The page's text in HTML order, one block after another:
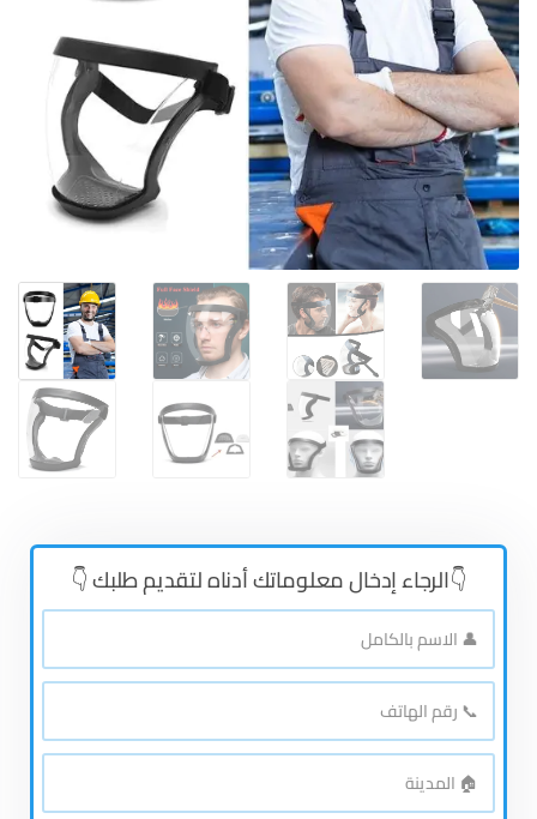
👇الرجاء إدخال معلوماتك أدناه لتقديم طلبك 👇
👤
الاسم
بالكامل*
📞
رقم
الهاتف*
🏠
المدينة*